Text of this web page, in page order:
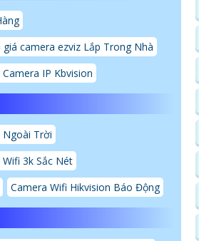
giá camera ezviz Lắp Trong Nhà
IP Kbvision
Ngoài Trời
3k Sắc Nét
Camera Wifi Hikvision Báo Động